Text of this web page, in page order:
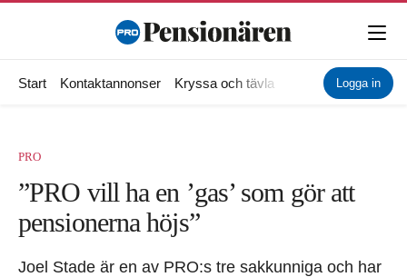
Start Kontaktannonser Kryssa och tävla Ekonomi Hälsa
Logga in
PRO
”PRO vill ha en ’gas’ som gör att
pensionerna höjs”
Joel Stade är en av PRO:s tre sakkunniga och har